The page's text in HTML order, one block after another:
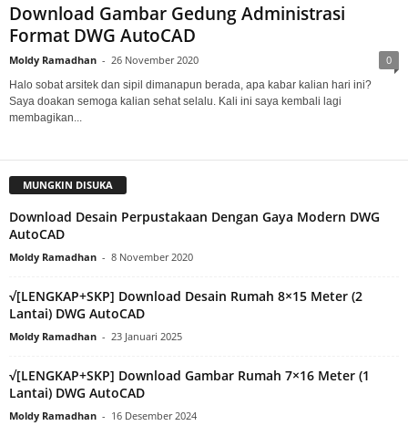
Download Gambar Gedung Administrasi
Format DWG AutoCAD
Moldy Ramadhan - 26 November 2020 0
Halo sobat arsitek dan sipil dimanapun berada, apa kabar kalian hari ini?
Saya doakan semoga kalian sehat selalu. Kali ini saya kembali lagi
membagikan...
MUNGKIN DISUKA
Download Desain Perpustakaan Dengan Gaya Modern DWG
AutoCAD
Moldy Ramadhan - 8 November 2020
√[LENGKAP+SKP] Download Desain Rumah 8×15 Meter (2
Lantai) DWG AutoCAD
Moldy Ramadhan - 23 Januari 2025
√[LENGKAP+SKP] Download Gambar Rumah 7×16 Meter (1
Lantai) DWG AutoCAD
Moldy Ramadhan - 16 Desember 2024